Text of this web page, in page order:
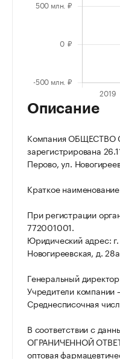
Описание
Компания
зарегистрирована
Перово, ул.
Краткое
При регистрации
772001001.
Юридический адрес:
Новогиреевская, д.
Генеральный
Учредители
Среднесписочная
В соответствии с
ОГРАНИЧЕННОЙ
оптовая